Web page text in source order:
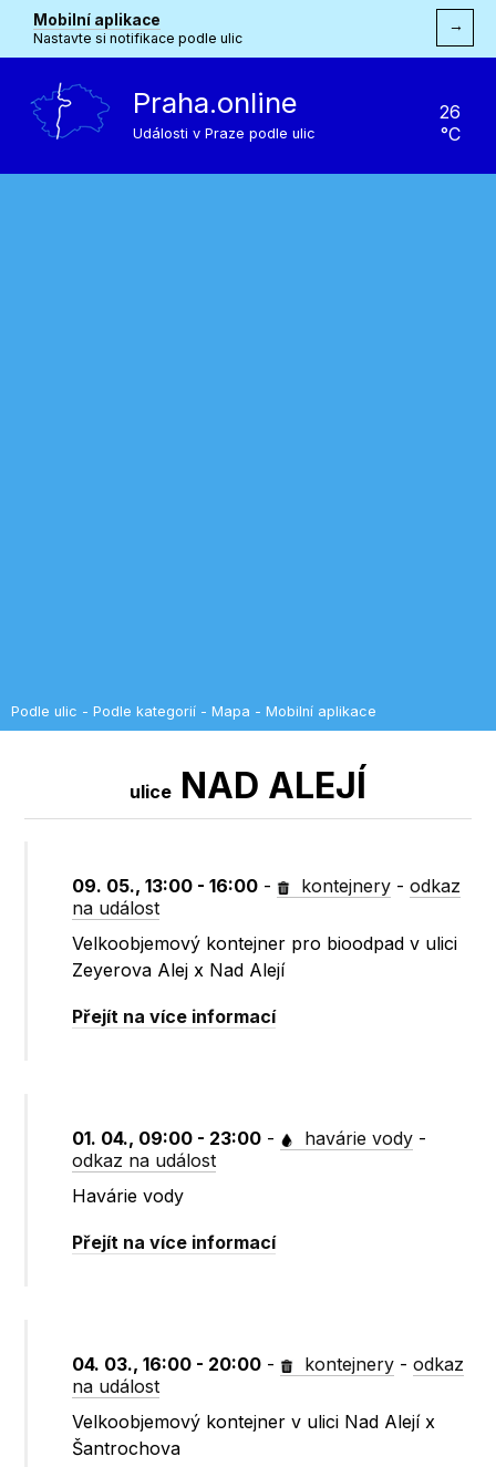
Mobilní aplikace
Nastavte si notifikace podle ulic
→
Praha.online
Události v Praze podle ulic
26
°C
Podle ulic - Podle kategorií - Mapa - Mobilní aplikace
ulice NAD ALEJÍ
09. 05., 13:00 - 16:00 - kontejnery -odkaz
na událost
Velkoobjemový kontejner pro bioodpad v ulici
Zeyerova Alej x Nad Alejí
Přejít na více informací
01. 04., 09:00 - 23:00 - havárie vody -
odkaz na událost
Havárie vody
Přejít na více informací
04. 03., 16:00 - 20:00 - kontejnery -odkaz
na událost
Velkoobjemový kontejner v ulici Nad Alejí x
Šantrochova